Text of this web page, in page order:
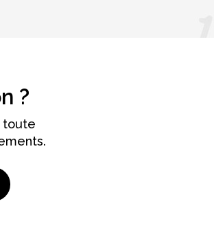
?
toute